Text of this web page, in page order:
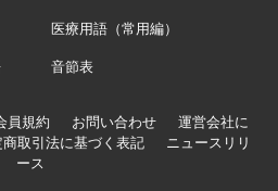
医療用語（常用編）
音節表
員規約 お問い合わせ
運営会社に
商取引法に基づく表記
ニュースリリ
ース